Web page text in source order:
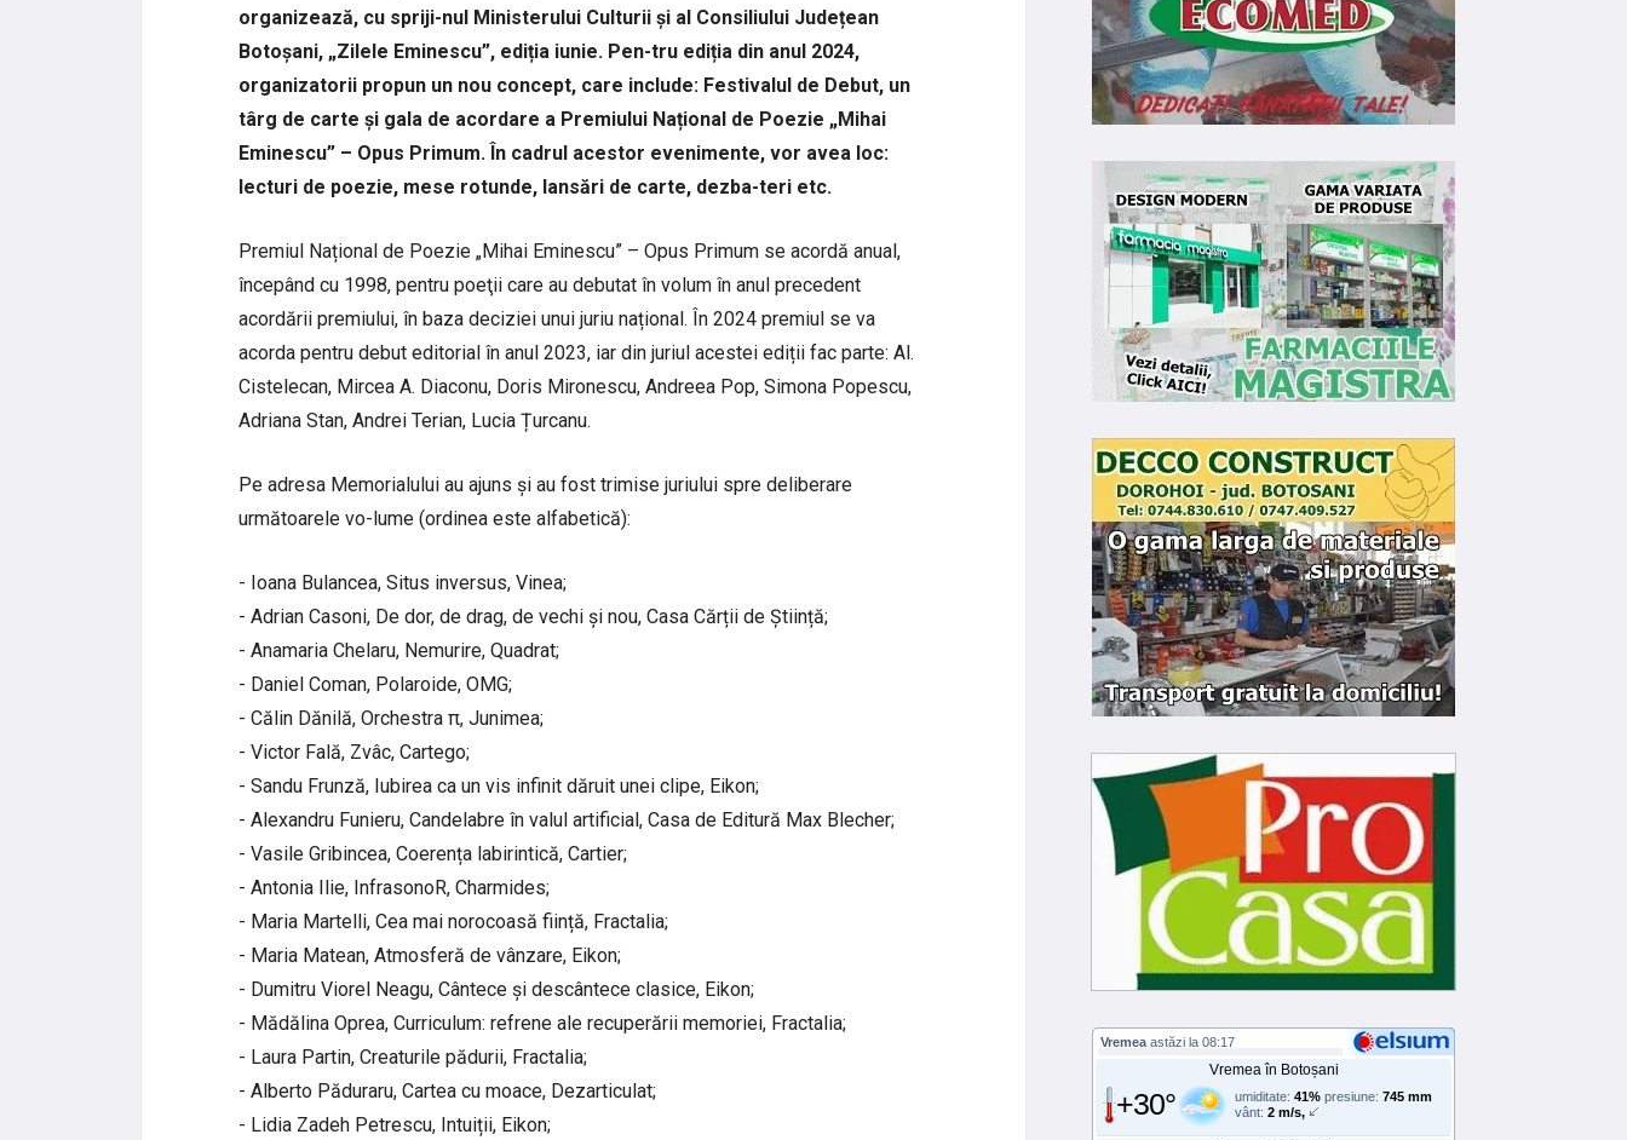
organizează, cu spriji-nul Ministerului Culturii și al Consiliului Județean
Botoșani, „Zilele Eminescu”, ediția iunie. Pen-tru ediția din anul 2024,
organizatorii propun un nou concept, care include: Festivalul de Debut, un
târg de carte și gala de acordare a Premiului Național de Poezie „Mihai
Eminescu” – Opus Primum. În cadrul acestor evenimente, vor avea loc:
lecturi de poezie, mese rotunde, lansări de carte, dezba-teri etc.
Premiul Național de Poezie „Mihai Eminescu” – Opus Primum se acordă anual,
începând cu 1998, pentru poeţii care au debutat în volum în anul precedent
acordării premiului, în baza deciziei unui juriu național. În 2024 premiul se va
acorda pentru debut editorial în anul 2023, iar din juriul acestei ediții fac parte: Al.
Cistelecan, Mircea A. Diaconu, Doris Mironescu, Andreea Pop, Simona Popescu,
Adriana Stan, Andrei Terian, Lucia Țurcanu.
Pe adresa Memorialului au ajuns și au fost trimise juriului spre deliberare
următoarele vo-lume (ordinea este alfabetică):
- Ioana Bulancea, Situs inversus, Vinea;
- Adrian Casoni, De dor, de drag, de vechi și nou, Casa Cărții de Știință;
- Anamaria Chelaru, Nemurire, Quadrat;
- Daniel Coman, Polaroide, OMG;
- Călin Dănilă, Orchestra π, Junimea;
- Victor Fală, Zvâc, Cartego;
- Sandu Frunză, Iubirea ca un vis infinit dăruit unei clipe, Eikon;
- Alexandru Funieru, Candelabre în valul artificial, Casa de Editură Max Blecher;
- Vasile Gribincea, Coerența labirintică, Cartier;
- Antonia Ilie, InfrasonoR, Charmides;
- Maria Martelli, Cea mai norocoasă ființă, Fractalia;
- Maria Matean, Atmosferă de vânzare, Eikon;
- Dumitru Viorel Neagu, Cântece și descântece clasice, Eikon;
- Mădălina Oprea, Curriculum: refrene ale recuperării memoriei, Fractalia;
- Laura Partin, Creaturile pădurii, Fractalia;
- Alberto Păduraru, Cartea cu moace, Dezarticulat;
- Lidia Zadeh Petrescu, Intuiții, Eikon;
Vremea astăzi la 08:17
Vremea în Botoșani
+30° umiditate: 41% presiune: 745 mm
vânt: 2 m/s,